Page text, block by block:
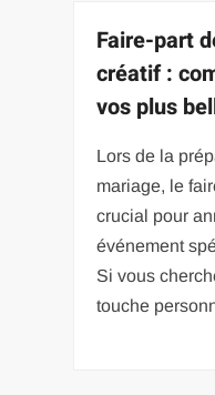
Faire-part
créatif :
vos plus
Lors de la
mariage, le
crucial pour
événement
Si vous
touche